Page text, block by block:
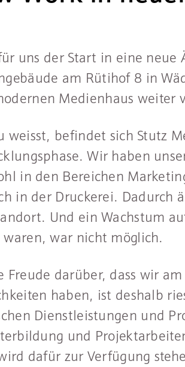
uns der Start in eine
am Rütihof 8 in
Medienhaus weiter
weisst, befindet sich Stutz
Wir haben
in den Bereichen
in der Druckerei. Dadurch
Und ein Wachstum
waren, war nicht möglich.
Freude darüber, dass wir
haben, ist deshalb
Dienstleistungen und
und
dafür zur Verfügung